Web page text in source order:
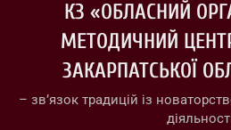
КЗ «ОБЛАСНИЙ
МЕТОДИЧНИЙ
ЗАКАРПАТСЬКОЇ
– зв’язок традицій із